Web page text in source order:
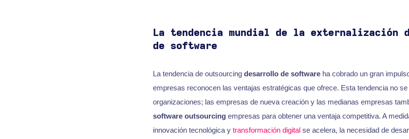
La tendencia mundial de la externalización
de software
La tendencia de outsourcing desarrollo de softwareha cobrado un gran
empresas reconocen las ventajas estratégicas que ofrece. Esta tendencia no
organizaciones; las empresas de nueva creación y las medianas empresas
software outsourcingempresas para obtener una ventaja competitiva. A
innovación tecnológica y transformación digitalse acelera, la necesidad de